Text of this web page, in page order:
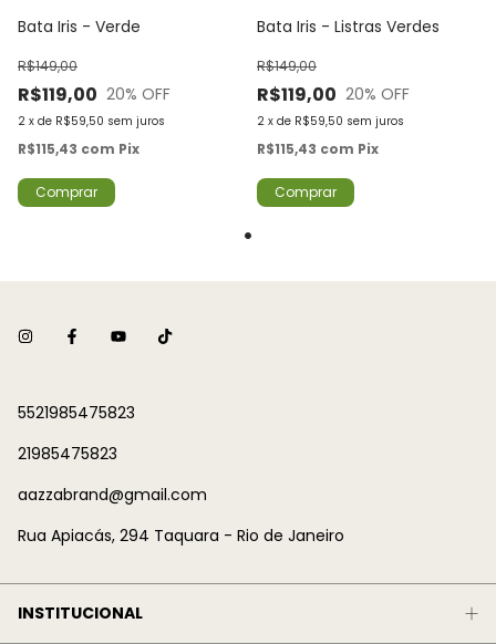
Bata Iris - Verde
R$119,00
R$149,00
20% OFF
2 x de R$59,50 sem juros
R$115,43 com Pix
Comprar
Bata Iris - Listras Verdes
R$119,00
R$149,00
20% OFF
2 x de R$59,50 sem juros
R$115,43 com Pix
Comprar
5521985475823
21985475823
aazzabrand@gmail.com
Rua Apiacás, 294 Taquara - Rio de Janeiro
INSTITUCIONAL